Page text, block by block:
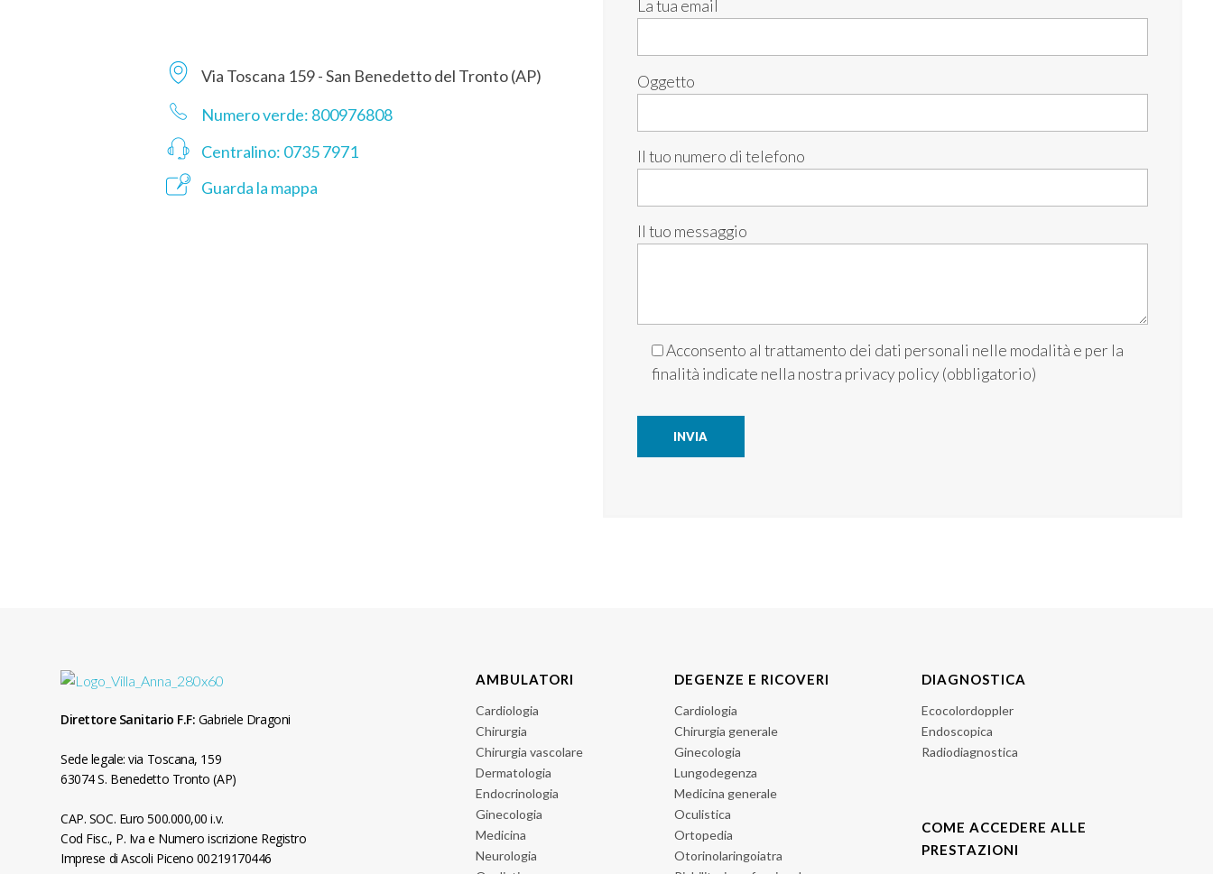
Via Toscana 159 - San Benedetto del Tronto (AP)
Numero verde: 800976808
Centralino: 0735 7971
Guarda la mappa
La tua email
Oggetto
Il tuo numero di telefono
Il tuo messaggio
Acconsento al trattamento dei dati personali nelle modalità e per la
finalità indicate nella nostra privacy policy(obbligatorio)
Direttore Sanitario F.F: Gabriele Dragoni
Sede legale: via Toscana, 159
63074 S. Benedetto Tronto (AP)
CAP. SOC. Euro 500.000,00 i.v.
Cod Fisc., P. Iva e Numero iscrizione Registro
Imprese di Ascoli Piceno 00219170446
AMBULATORI
Cardiologia
Chirurgia
Chirurgia vascolare
Dermatologia
Endocrinologia
Ginecologia
Medicina
Neurologia
DEGENZE E RICOVERI
Cardiologia
Chirurgia generale
Ginecologia
Lungodegenza
Medicina generale
Oculistica
Ortopedia
Otorinolaringoiatra
DIAGNOSTICA
Ecocolordoppler
Endoscopica
Radiodiagnostica
COME ACCEDERE ALLE
PRESTAZIONI